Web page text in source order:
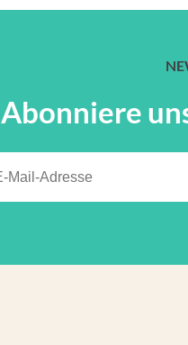
Abonniere